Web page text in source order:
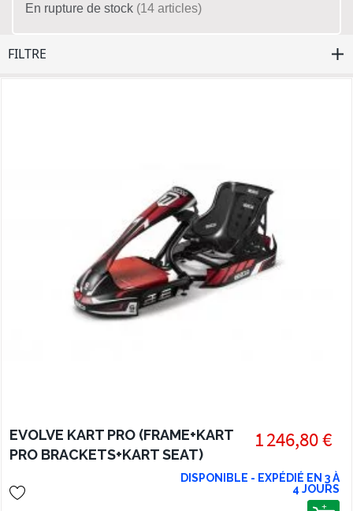
FILTRE
EVOLVE KART PRO (FRAME+KART
PRO BRACKETS+KART SEAT)
1 246,80 €
DISPONIBLE - EXPÉDIÉ EN 3 À
4 JOURS
En rupture de stock 14 articles